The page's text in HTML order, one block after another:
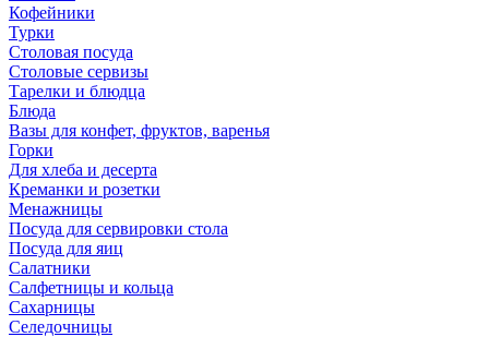
Кофейники
Турки
Столовая посуда
Столовые сервизы
Тарелки и блюдца
Блюда
Вазы для конфет, фруктов, варенья
Горки
Для хлеба и десерта
Креманки и розетки
Менажницы
Посуда для сервировки стола
Посуда для яиц
Салатники
Салфетницы и кольца
Сахарницы
Селедочницы